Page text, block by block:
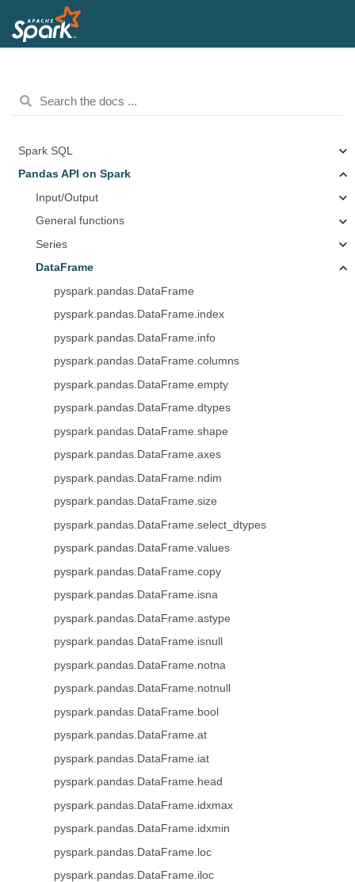
Spark SQL
Pandas API on Spark
Input/Output
General functions
Series
DataFrame
pyspark.pandas.DataFrame
pyspark.pandas.DataFrame.index
pyspark.pandas.DataFrame.info
pyspark.pandas.DataFrame.columns
pyspark.pandas.DataFrame.empty
pyspark.pandas.DataFrame.dtypes
pyspark.pandas.DataFrame.shape
pyspark.pandas.DataFrame.axes
pyspark.pandas.DataFrame.ndim
pyspark.pandas.DataFrame.size
pyspark.pandas.DataFrame.select_dtypes
pyspark.pandas.DataFrame.values
pyspark.pandas.DataFrame.copy
pyspark.pandas.DataFrame.isna
pyspark.pandas.DataFrame.astype
pyspark.pandas.DataFrame.isnull
pyspark.pandas.DataFrame.notna
pyspark.pandas.DataFrame.notnull
pyspark.pandas.DataFrame.bool
pyspark.pandas.DataFrame.at
pyspark.pandas.DataFrame.iat
pyspark.pandas.DataFrame.head
pyspark.pandas.DataFrame.idxmax
pyspark.pandas.DataFrame.idxmin
pyspark.pandas.DataFrame.loc
pyspark.pandas.DataFrame.iloc